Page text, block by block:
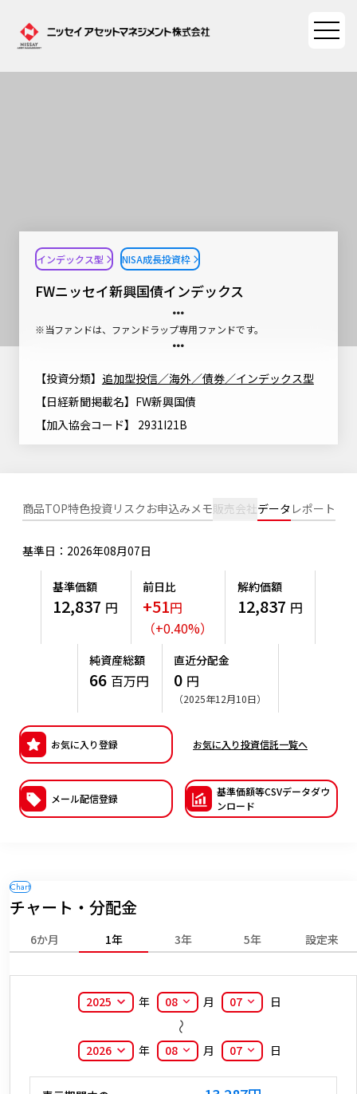
ファンド検索
ファンド比較
決算カレンダー
海外休日カレンダー
投資信託新商品のご案内
投資信託償還商品のご案内
ちょこっと3分！ファンドシアター
こだわりのインデックスファンド 購入・換金手数料なしシ
確定拠出年金について
確定拠出年金制度について
確定拠出年金 基準価額一覧
マーケット指数
マーケットレポート
資産形成ポータルTOP
Goal Navi
資産形成サポート
お問い合わせ
サステナビリティ
SDGsとは？
トップメッセージ
サステナビリティ推進体制
ニッセイアセットの重要課題
サステナビリティへの取り組み
サステナビリティレポート
サステナブル投資
日本版スチュワードシップ・コードへの対応
ESGへの取り組み
国内株式議決権行使の方針と判断基準
会社情報
方針・その他開示情報
採用情報
公式キャラクターのご紹介
採用情報 English
検索したいキーワードを入力してください。
資産形成はじめるなら
FWニッセイ新興国債インデックス
インデックス型 NISA成長投資枠
※当ファンドは、ファンドラップ専用ファンドです。
【投資分類】 追加型投信／海外／債券／インデックス型
【日経新聞掲載名】FW新興国債
【加入協会コード】 2931I21B
商品TOP特色投資リスク お申込みメモ販売会社データ レポート
基準日：2026年08月07日
基準価額
12,837 円
前日比
+51円
（+0.40%）
解約価額
12,837 円
純資産総額
66 百万円
直近分配金
0 円
（2025年12月10日）
お気に入り登録 お気に入り投資信託一覧へ
メール配信登録
基準価額等CSVデータダウ
ンロード
チャート・分配金
6か月 1年 3年 5年 設定来
2025 年 08 月 07 日
2026 年 08 月 07 日